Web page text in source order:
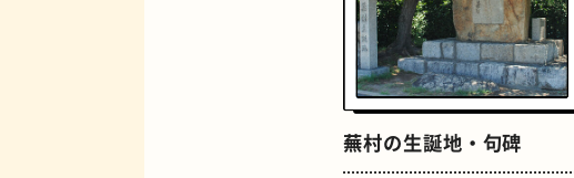
蕪村の生誕地・句碑